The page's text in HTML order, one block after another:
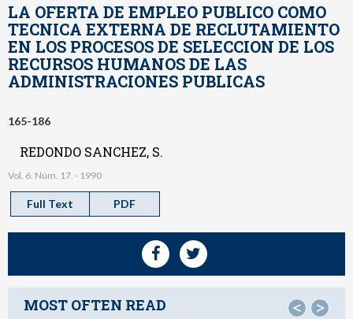
LA OFERTA DE EMPLEO PUBLICO COMO
TECNICA EXTERNA DE RECLUTAMIENTO
EN LOS PROCESOS DE SELECCION DE LOS
RECURSOS HUMANOS DE LAS
ADMINISTRACIONES PUBLICAS
165-186
REDONDO SANCHEZ, S.
Vol. 6. Núm. 17. - 1990
Full Text PDF
MOST OFTEN READ < >